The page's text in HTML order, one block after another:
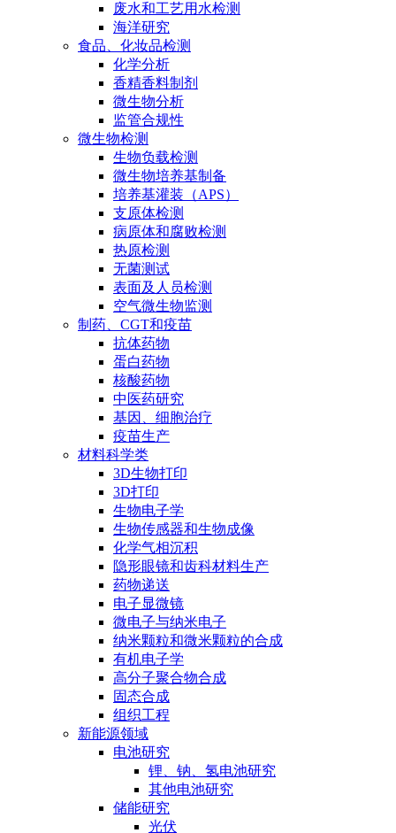
废水和工艺用水检测
海洋研究
食品、化妆品检测
化学分析
香精香料制剂
微生物分析
监管合规性
微生物检测
生物负载检测
微生物培养基制备
培养基灌装（APS）
支原体检测
病原体和腐败检测
热原检测
无菌测试
表面及人员检测
空气微生物监测
制药、CGT和疫苗
抗体药物
蛋白药物
核酸药物
中医药研究
基因、细胞治疗
疫苗生产
材料科学类
3D生物打印
3D打印
生物电子学
生物传感器和生物成像
化学气相沉积
隐形眼镜和齿科材料生产
药物递送
电子显微镜
微电子与纳米电子
纳米颗粒和微米颗粒的合成
有机电子学
高分子聚合物合成
固态合成
组织工程
新能源领域
电池研究
锂、钠、氢电池研究
其他电池研究
储能研究
光伏